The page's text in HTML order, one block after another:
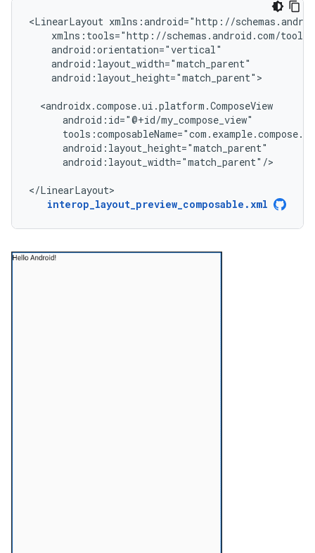
<LinearLayout
android:layout_height="match_parent">
android:layout_width="match_parent"/>
</LinearLayout>
interop_layout_preview_composable.xml